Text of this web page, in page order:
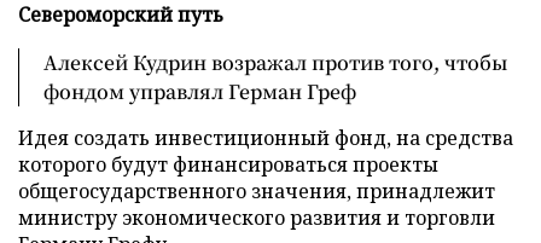
Североморский путь
Алексей Кудрин возражал против того, чтобы
фондом управлял Герман Греф
Идея создать инвестиционный фонд, на средства
которого будут финансироваться проекты
общегосударственного значения, принадлежит
министру экономического развития и торговли